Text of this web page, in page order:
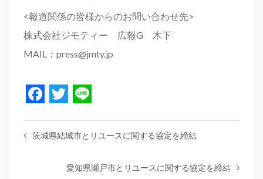
<報道関係の皆様からのお問い合わせ先>
株式会社ジモティー 広報G 木下
MAIL：press@jmty.jp
Facebook
Twitter
茨城県結城市とリユースに関する協定を締結
愛知県瀬戸市とリユースに関する協定を締結